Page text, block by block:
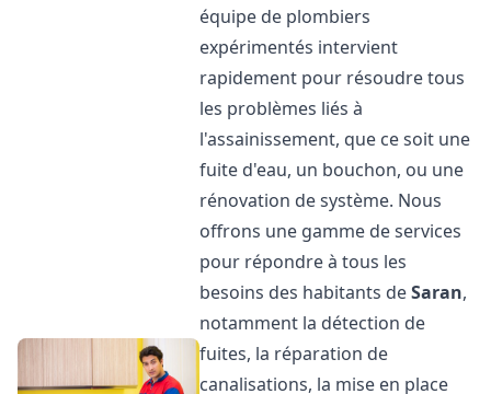
équipe de plombiers
expérimentés intervient
rapidement pour résoudre tous
les problèmes liés à
l'assainissement, que ce soit une
fuite d'eau, un bouchon, ou une
rénovation de système. Nous
offrons une gamme de services
pour répondre à tous les
besoins des habitants deSaran,
notamment la détection de
fuites, la réparation de
canalisations, la mise en place